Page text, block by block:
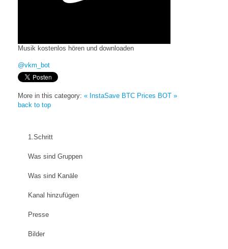
Musik kostenlos hören und downloaden
@vkm_bot
More in this category: « InstaSave BTC Prices BOT »
back to top
1.Schritt
Was sind Gruppen
Was sind Kanäle
Kanal hinzufügen
Presse
Bilder